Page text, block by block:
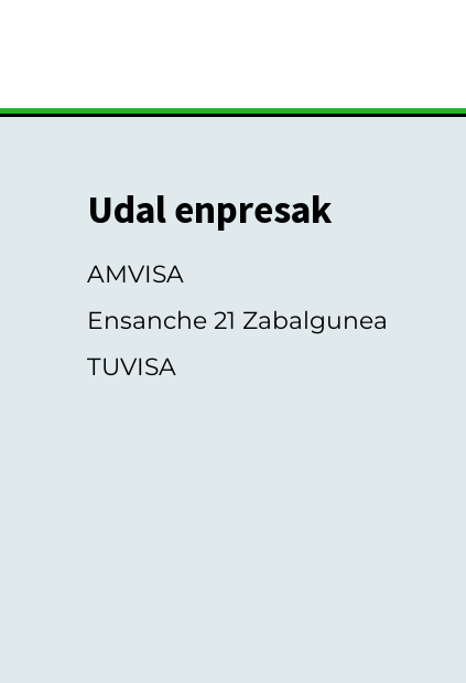
Udal enpresak
AMVISA
Ensanche 21 Zabalgunea
TUVISA